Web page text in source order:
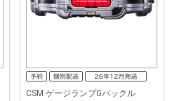
CSM ゲージランプGバックル